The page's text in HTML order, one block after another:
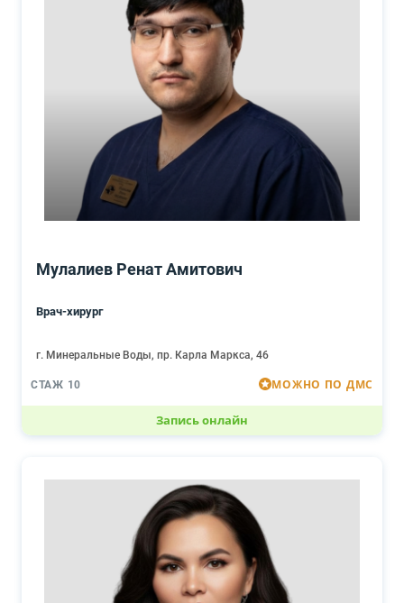
Мулалиев Ренат Амитович
Врач-хирург
г. Минеральные Воды, пр. Карла Маркса, 46
СТАЖ 10 МОЖНО ПО ДМС
Запись онлайн